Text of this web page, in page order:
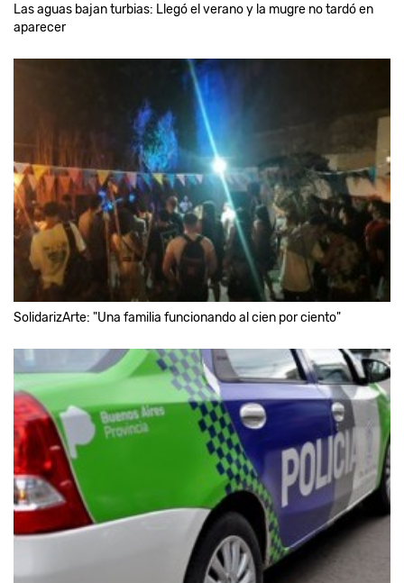
Las aguas bajan turbias: Llegó el verano y la mugre no tardó en
aparecer
SolidarizArte: "Una familia funcionando al cien por ciento"